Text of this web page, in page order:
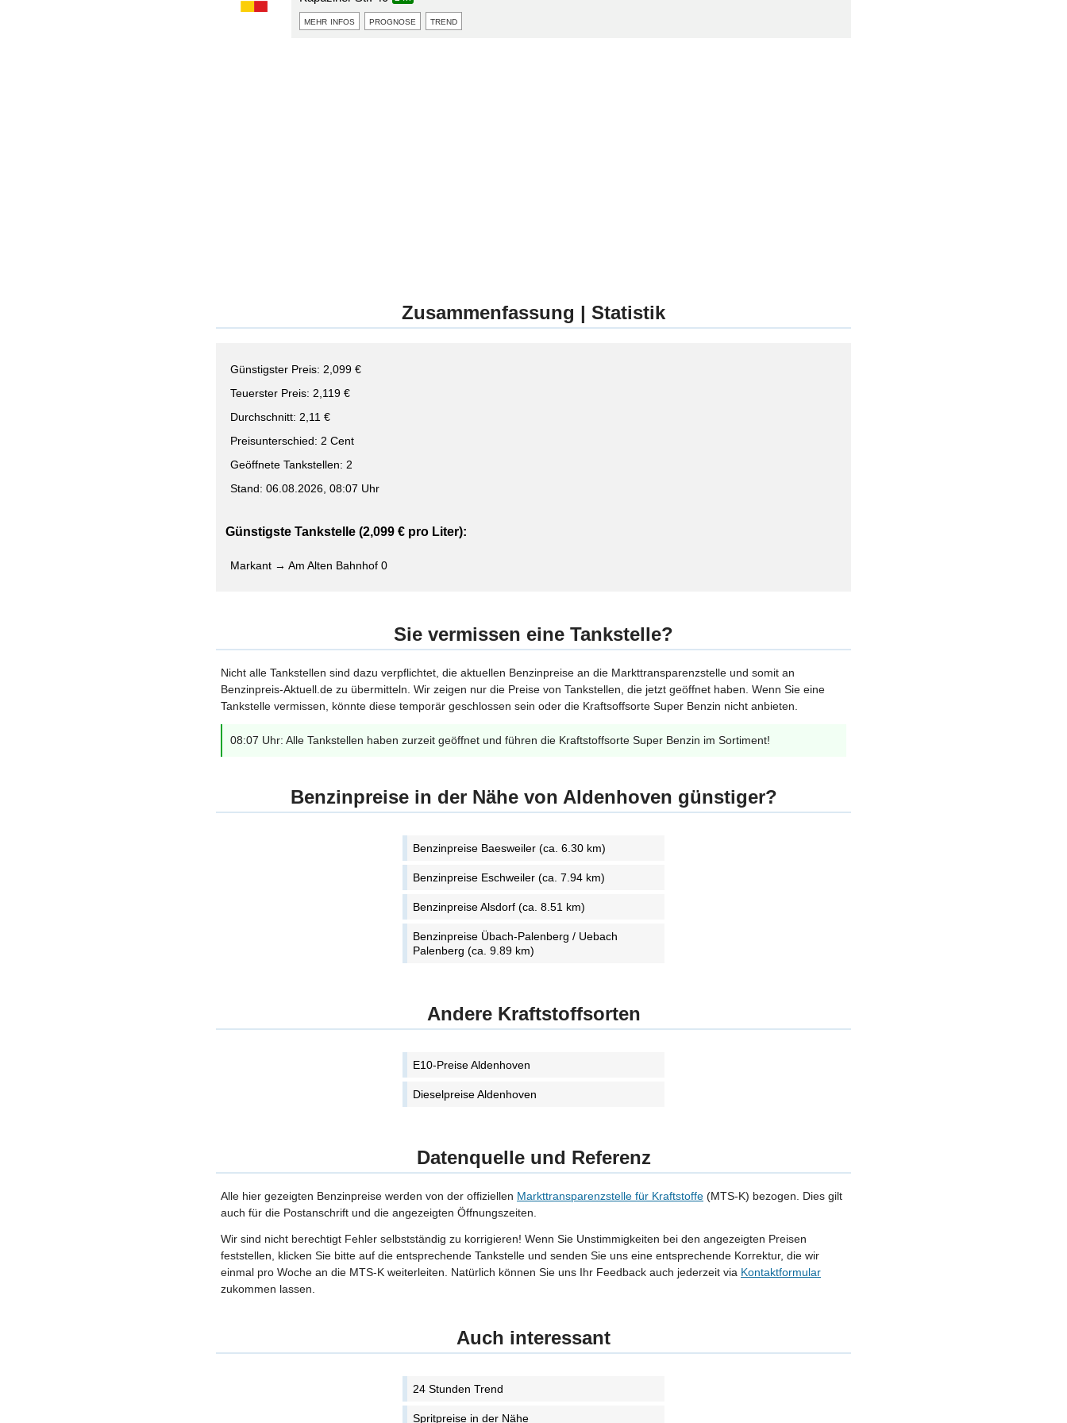
mehr infos prognose trend
Zusammenfassung | Statistik
Günstigster Preis: 2,099 €
Teuerster Preis: 2,119 €
Durchschnitt: 2,11 €
Preisunterschied: 2 Cent
Geöffnete Tankstellen: 2
Stand: 06.08.2026, 08:07 Uhr
Günstigste Tankstelle (2,099 € pro Liter):
Markant → Am Alten Bahnhof 0
Sie vermissen eine Tankstelle?
Nicht alle Tankstellen sind dazu verpflichtet, die aktuellen Benzinpreise an die Markttransparenzstelle und somit an
Benzinpreis-Aktuell.de zu übermitteln. Wir zeigen nur die Preise von Tankstellen, die jetzt geöffnet haben. Wenn Sie eine
Tankstelle vermissen, könnte diese temporär geschlossen sein oder die Kraftsoffsorte Super Benzin nicht anbieten.
08:07 Uhr: Alle Tankstellen haben zurzeit geöffnet und führen die Kraftstoffsorte Super Benzin im Sortiment!
Benzinpreise in der Nähe von Aldenhoven günstiger?
Benzinpreise Baesweiler (ca. 6.30 km)
Benzinpreise Eschweiler (ca. 7.94 km)
Benzinpreise Alsdorf (ca. 8.51 km)
Benzinpreise Übach-Palenberg / Uebach
Palenberg (ca. 9.89 km)
Andere Kraftstoffsorten
E10-Preise Aldenhoven
Dieselpreise Aldenhoven
Datenquelle und Referenz
Alle hier gezeigten Benzinpreise werden von der offiziellen Markttransparenzstelle für Kraftstoffe (MTS-K) bezogen. Dies gilt
auch für die Postanschrift und die angezeigten Öffnungszeiten.
Wir sind nicht berechtigt Fehler selbstständig zu korrigieren! Wenn Sie Unstimmigkeiten bei den angezeigten Preisen
feststellen, klicken Sie bitte auf die entsprechende Tankstelle und senden Sie uns eine entsprechende Korrektur, die wir
einmal pro Woche an die MTS-K weiterleiten. Natürlich können Sie uns Ihr Feedback auch jederzeit via Kontaktformular
zukommen lassen.
Auch interessant
24 Stunden Trend
Spritpreise in der Nähe